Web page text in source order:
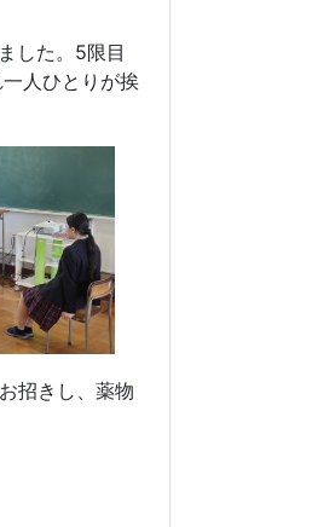
した。5限目
人ひとりが挨
招きし、薬物